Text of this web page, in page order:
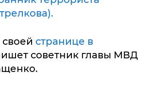
странице в
советник главы МВД